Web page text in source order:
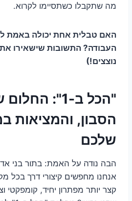
מה שתקבלו כשתסיימו לקרוא.
האם טבלית אחת יכולה באמת
העבודה? התשובות שישאירו
נוצצים!)
"הכל ב-1":
הסבון, והמציאות
שלכם
הבה נודה על האמת: בתור בני
אנחנו מחפשים קיצורי דרך בכל
קצר יותר מפתרון יחיד, קומפקטי